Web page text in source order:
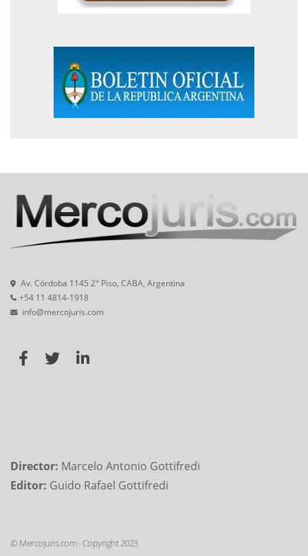
Av. Córdoba 1145 2° Piso, CABA, Argentina
+54 11 4814-1918
info@mercojuris.com
Director: Marcelo Antonio Gottifredi
Editor: Guido Rafael Gottifredi
© Mercojuris.com - Copyright 2023